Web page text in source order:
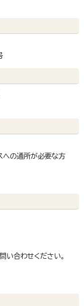
への通所が必要な方
い合わせください。